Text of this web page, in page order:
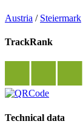
Austria / Steiermark
TrackRank
Technical data